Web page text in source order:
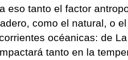
eso tanto el factor
como el natural, o
océanicas: de
tanto en la